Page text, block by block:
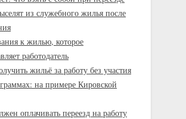
из служебного жилья после
к жилью, которое
работодатель
жильё за работу без участия
на примере Кировской
оплачивать переезд на работу